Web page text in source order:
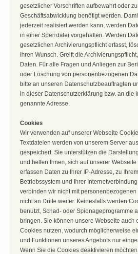
gesetzlicher Vorschriften aufbewahrt oder
Geschäftsabwicklung benötigt werden.
jederzeit realisiert werden kann, werden
in einer Sperrdatei vorgehalten. Werden
gesetzlichen Archivierungspflicht erfasst,
Ihren Wunsch. Greift die
Daten. Für alle Fragen und Anliegen zur
oder Löschung von personenbezogenen
bitte an unseren Datenschutzbeauftragten
in dieser Datenschutzerklärung bzw. an die
genannte Adresse.
Cookies
Wir verwenden auf unserer Webseite
Textdateien werden von unserem Server
gespeichert. Sie unterstützen die
und helfen Ihnen, sich auf unserer
erfassen Daten zu Ihrer IP-Adresse, zu
Betriebssystem und Ihrer
verbinden wir nicht mit
nicht an Dritte weiter. Keinesfalls werden
benutzt, Schad- oder Spionageprogramme
bringen. Sie können unsere Webseite auch
Cookies nutzen, wodurch möglicherweise
und Funktionen unseres Angebots nur
Wenn Sie die Cookies deaktivieren